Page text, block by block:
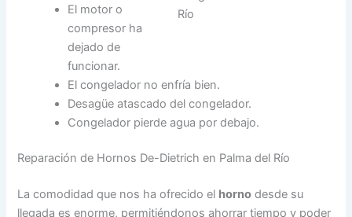
El motor o
compresor ha
dejado de
funcionar.
El congelador no enfría bien.
Desagüe atascado del congelador.
Congelador pierde agua por debajo.
Reparación de Hornos De-Dietrich en Palma del Río
La comodidad que nos ha ofrecido el horno desde su
llegada es enorme, permitiéndonos ahorrar tiempo y poder